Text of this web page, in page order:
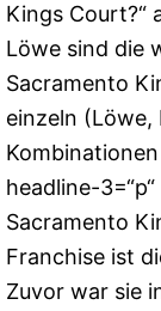
Kings Court?“
Löwe sind die
Sacramento
einzeln (Löwe,
headline-
Sacramento
Franchise ist
Zuvor war sie